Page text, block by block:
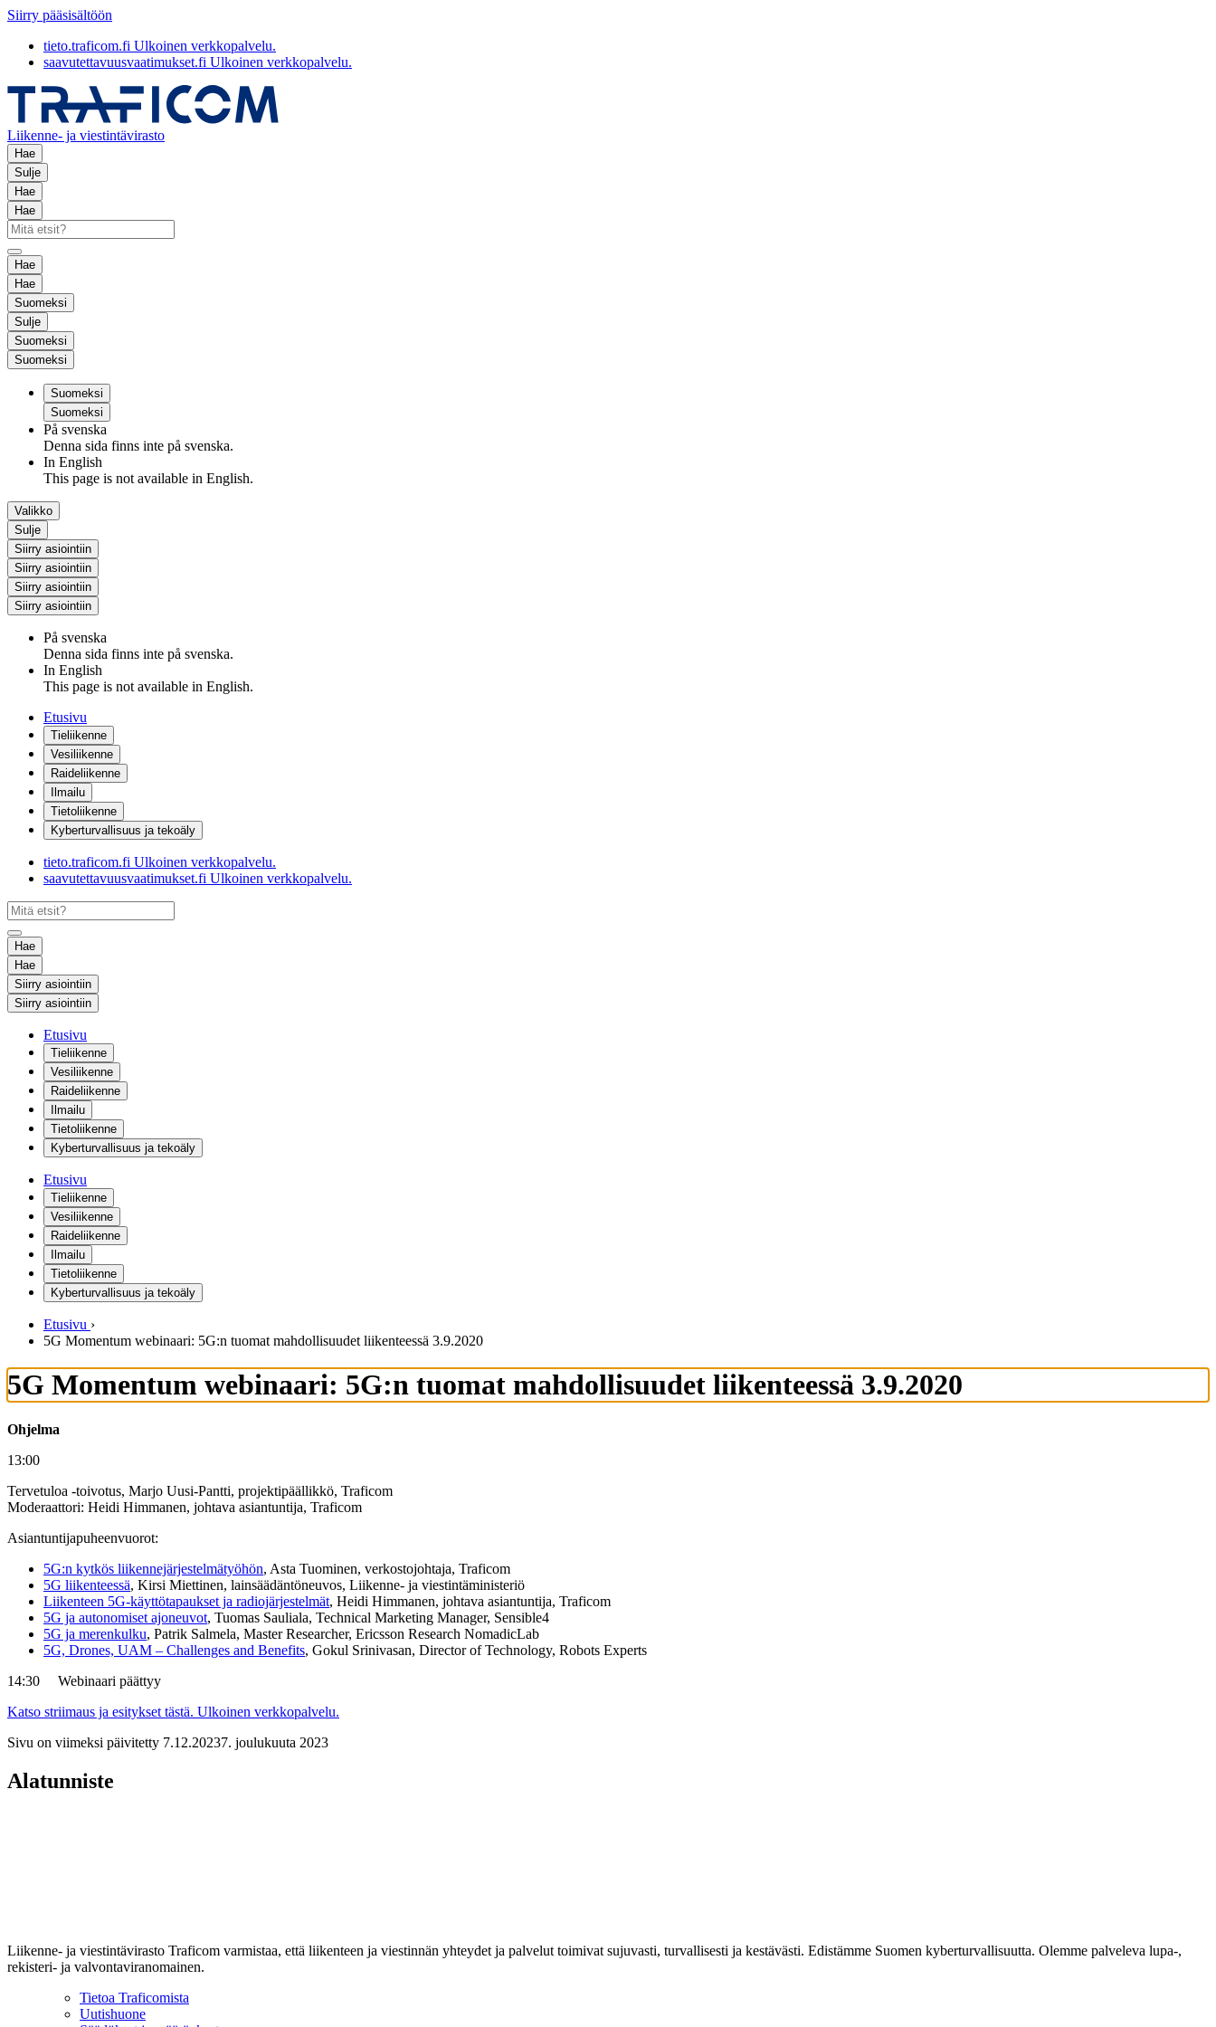
Siirry pääsisältöön
tieto.traficom.fi Ulkoinen verkkopalvelu.
saavutettavuusvaatimukset.fi Ulkoinen verkkopalvelu.
Liikenne- ja viestintävirasto
Hae
Sulje
Hae
Hae
Hae
Hae
Suomeksi
Sulje
Suomeksi
Suomeksi
Suomeksi
Suomeksi
På svenska
Denna sida finns inte på svenska.
In English
This page is not available in English.
Valikko
Sulje
Siirry asiointiin
Siirry asiointiin
Siirry asiointiin
Siirry asiointiin
På svenska
Denna sida finns inte på svenska.
In English
This page is not available in English.
Etusivu
Tieliikenne
Vesiliikenne
Raideliikenne
Ilmailu
Tietoliikenne
Kyberturvallisuus ja tekoäly
tieto.traficom.fi Ulkoinen verkkopalvelu.
saavutettavuusvaatimukset.fi Ulkoinen verkkopalvelu.
Hae
Hae
Siirry asiointiin
Siirry asiointiin
Etusivu
Tieliikenne
Vesiliikenne
Raideliikenne
Ilmailu
Tietoliikenne
Kyberturvallisuus ja tekoäly
Etusivu
Tieliikenne
Vesiliikenne
Raideliikenne
Ilmailu
Tietoliikenne
Kyberturvallisuus ja tekoäly
Etusivu ›
5G Momentum webinaari: 5G:n tuomat mahdollisuudet liikenteessä 3.9.2020
5G Momentum webinaari: 5G:n tuomat mahdollisuudet liikenteessä 3.9.2020
Ohjelma
13:00
Tervetuloa -toivotus, Marjo Uusi-Pantti, projektipäällikkö, Traficom
Moderaattori: Heidi Himmanen, johtava asiantuntija, Traficom
Asiantuntijapuheenvuorot:
5G:n kytkös liikennejärjestelmätyöhön, Asta Tuominen, verkostojohtaja, Traficom
5G liikenteessä, Kirsi Miettinen, lainsäädäntöneuvos, Liikenne- ja viestintäministeriö
Liikenteen 5G-käyttötapaukset ja radiojärjestelmät, Heidi Himmanen, johtava asiantuntija, Traficom
5G ja autonomiset ajoneuvot, Tuomas Sauliala, Technical Marketing Manager, Sensible4
5G ja merenkulku, Patrik Salmela, Master Researcher, Ericsson Research NomadicLab
5G, Drones, UAM – Challenges and Benefits, Gokul Srinivasan, Director of Technology, Robots Experts
14:30 Webinaari päättyy
Katso striimaus ja esitykset tästä. Ulkoinen verkkopalvelu.
Sivu on viimeksi päivitetty 7.12.20237. joulukuuta 2023
Alatunniste
Liikenne- ja viestintävirasto Traficom varmistaa, että liikenteen ja viestinnän yhteydet ja palvelut toimivat sujuvasti, turvallisesti ja kestävästi. Edistämme Suomen kyberturvallisuutta. Olemme palveleva lupa-,
rekisteri- ja valvontaviranomainen.
Tietoa Traficomista
Uutishuone